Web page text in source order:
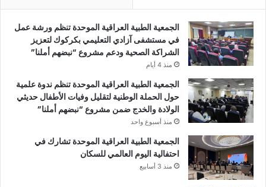
الجمعية الطبية العراقية الموحدة تنظم ورشة عمل
في مستشفى آزادي التعليمي بكركوك لتعزيز
الشراكة الصحية ودعم مشروع “نبضهم أملنا”
منذ 4 أيام
الجمعية الطبية العراقية الموحدة تنظم ندوة علمية
حول الحملة الوطنية لتقليل وفيات الأطفال حديثي
الولادة والخدج ضمن مشروع “نبضهم أملنا”
منذ أسبوع واحد
الجمعية الطبية العراقية الموحدة تشارك في
احتفالية اليوم العالمي للسكان
منذ 3 أسابيع